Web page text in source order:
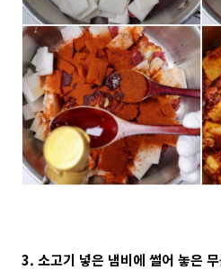
3. 소고기 넣은 냄비에 썰어 놓은